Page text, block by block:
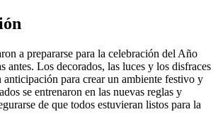
a prepararse para la celebración del Año
antes. Los decorados, las luces y los disfraces
anticipación para crear un ambiente festivo y
se entrenaron en las nuevas reglas y
de que todos estuvieran listos para la